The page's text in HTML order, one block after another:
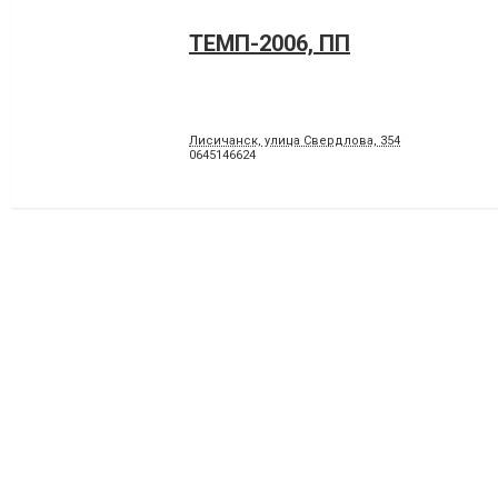
ТЕМП-2006, ПП
Лисичанск, улица Свердлова, 354
0645146624